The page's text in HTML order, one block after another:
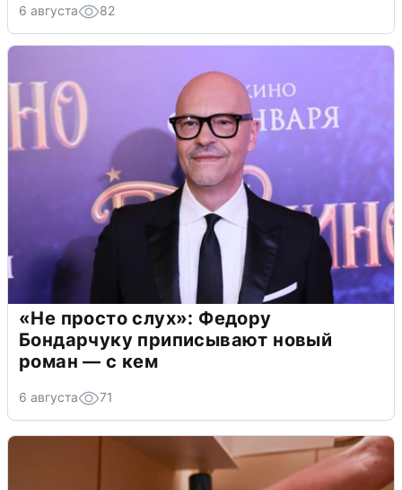
6 августа 82
«Не просто слух»: Федору
Бондарчуку приписывают новый
роман — с кем
6 августа 71